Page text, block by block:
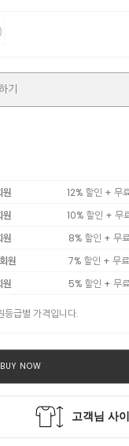
기
12% 할인 + 무
원
10% 할인 + 무
원
8% 할인 + 무
원
7% 할인 + 무
원
5% 할인 + 무
등급별 가격입니다.
BUY NOW